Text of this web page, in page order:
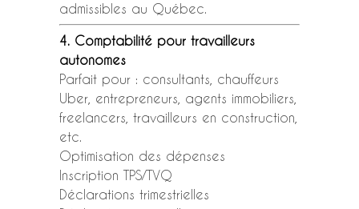
admissibles au Québec.
4. Comptabilité pour travailleurs
autonomes
Parfait pour : consultants, chauffeurs
Uber, entrepreneurs, agents immobiliers,
freelancers, travailleurs en construction,
etc.
Optimisation des dépenses
Inscription TPS/TVQ
Déclarations trimestrielles